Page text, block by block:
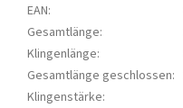
EAN:
Gesamtlänge:
Klingenlänge:
Gesamtlänge geschlossen:
Klingenstärke: